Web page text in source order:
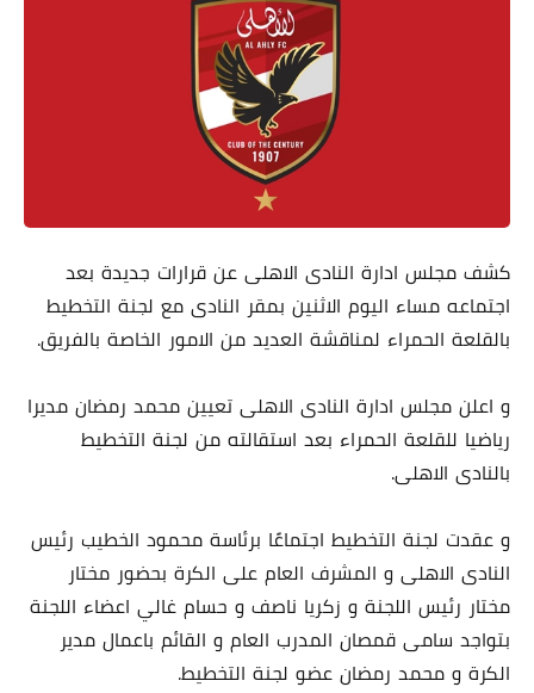
كشف مجلس ادارة النادى الاهلى عن قرارات جديدة بعد
اجتماعه مساء اليوم الاثنين بمقر النادى مع لجنة التخطيط
بالقلعة الحمراء لمناقشة العديد من الامور الخاصة بالفريق.
و اعلن مجلس ادارة النادى الاهلى تعيين محمد رمضان مديرا
رياضيا للقلعة الحمراء بعد استقالته من لجنة التخطيط
بالنادى الاهلى.
و عقدت لجنة التخطيط اجتماعًا برئاسة محمود الخطيب رئيس
النادى الاهلى و المشرف العام على الكرة بحضور مختار
مختار رئيس اللجنة و زكريا ناصف و حسام غالي اعضاء اللجنة
بتواجد سامى قمصان المدرب العام و القائم باعمال مدير
الكرة و محمد رمضان عضو لجنة التخطيط.